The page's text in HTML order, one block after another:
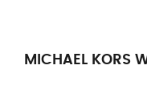
MICHAEL KORS